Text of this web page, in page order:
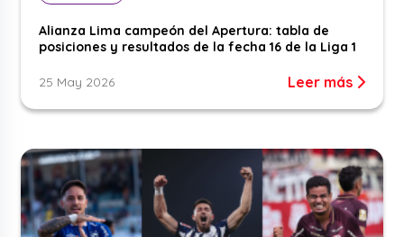
Alianza Lima campeón del Apertura: tabla de
posiciones y resultados de la fecha 16 de la Liga 1
25 May 2026 Leer más